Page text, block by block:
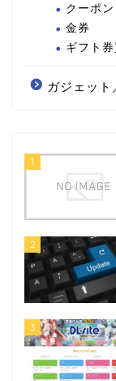
クーポン
金券
ギフト券
ガジェット
1
2
3